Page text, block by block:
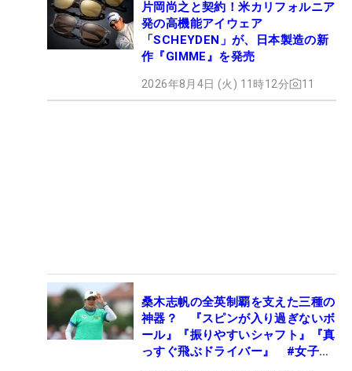
片岡尚之と契約！米カリフォルニア
発の高機能アイウェア
「SCHEYDEN」が、日本製造の新
作『GIMME』を発売
2026年8月4日 (火) 11時12分 11
桑木志帆の全英制覇を支えた三種の
神器？ 『スピンが入り過ぎないボ
ール』『振りやすいシャフト』『真
っすぐ飛ぶドライバー』 #女子プ